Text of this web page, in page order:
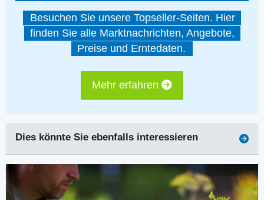
Besuchen Sie unsere Topseller-Seiten. Hier
finden Sie alle Marktnachrichten, Angebote,
Preise und Erntedaten.
Mehr erfahren
Dies könnte Sie ebenfalls interessieren